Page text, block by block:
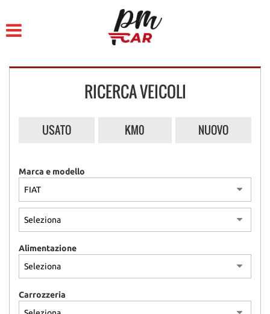
ASSISTENZA
RICERCA VEICOLI
USATO KM0 NUOVO
Marca e modello
Alimentazione
Carrozzeria